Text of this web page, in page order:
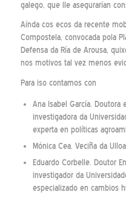
galego, que lle asegurarían
Aínda cos ecos da recente
Compostela, convocada pola
Defensa da Ría de Arousa,
nos motivos tal vez menos
Para iso contamos con
Ana Isabel García. Doutora
investigadora da
experta en políticas
Mónica Cea. Veciña da Ulloa
Eduardo Corbelle. Doutor
investigador da
especializado en cambios